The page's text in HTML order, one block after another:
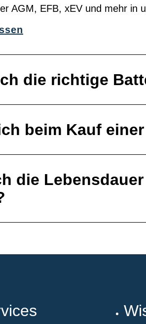
AGM, EFB, xEV und mehr in
die richtige
beim Kauf
die